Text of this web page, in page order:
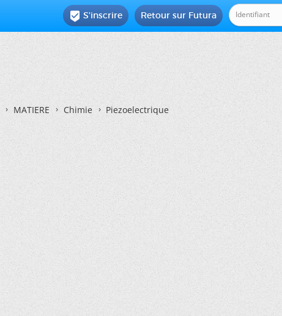
Retour sur Futura
 S'inscrire
MATIERE Chimie Piezoelectrique